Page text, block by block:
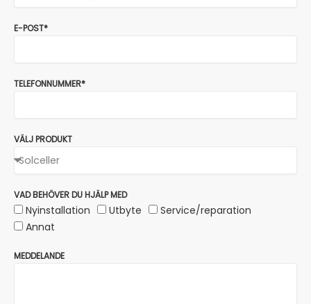
E-POST*
TELEFONNUMMER*
VÄLJ PRODUKT
VAD BEHÖVER DU HJÄLP MED
Nyinstallation Utbyte
Service/reparation
Annat
MEDDELANDE